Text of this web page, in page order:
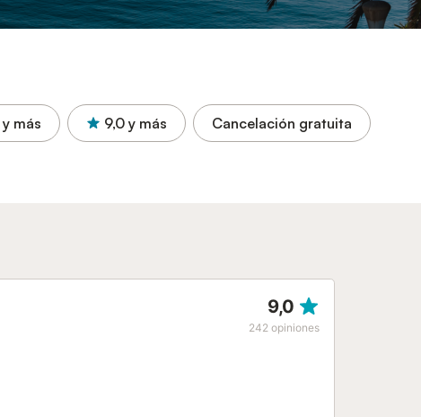
y más 9,0 y más Cancelación gratuita
9,0
242 opiniones